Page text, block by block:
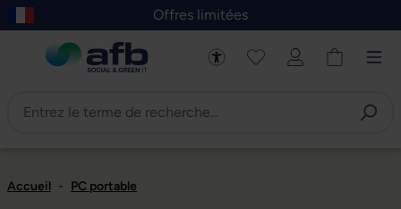
au contenu principal
Skip to B2B platform navigation
Offres limitées
Accueil - PC portable